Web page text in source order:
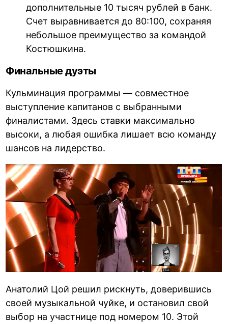
дополнительные 10 тысяч рублей в банк.
Счет выравнивается до 80:100, сохраняя
небольшое преимущество за командой
Костюшкина.
Финальные дуэты
Кульминация программы — совместное
выступление капитанов с выбранными
финалистами. Здесь ставки максимально
высоки, а любая ошибка лишает всю команду
шансов на лидерство.
Анатолий Цой решил рискнуть, доверившись
своей музыкальной чуйке, и остановил свой
выбор на участнице под номером 10. Этой